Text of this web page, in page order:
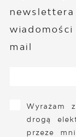
mail
Wyrażam
drogą
przeze